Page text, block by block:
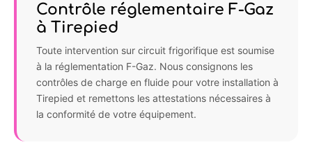
Contrôle réglementaire F-Gaz
à Tirepied
Toute intervention sur circuit frigorifique est soumise
à la réglementation F-Gaz. Nous consignons les
contrôles de charge en fluide pour votre installation à
Tirepied et remettons les attestations nécessaires à
la conformité de votre équipement.